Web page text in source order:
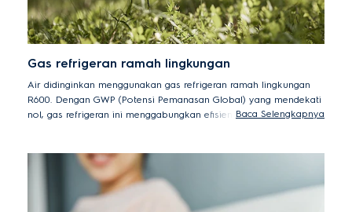
Gas refrigeran ramah lingkungan
Air didinginkan menggunakan gas refrigeran ramah lingkungan
R600. Dengan GWP (Potensi Pemanasan Global) yang mendekati
nol, gas refrigeran ini menggabungkan efisiensi energi dengan
Baca Selengkapnya